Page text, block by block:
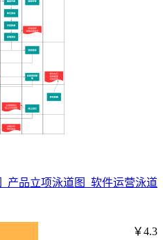
产品立项泳道图_软件运营泳道
￥4.3